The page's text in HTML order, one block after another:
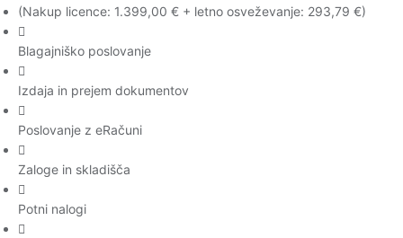
(Nakup licence: 1.399,00 € + letno osveževanje: 293,79 €)
Blagajniško poslovanje
Izdaja in prejem dokumentov
Poslovanje z eRačuni
Zaloge in skladišča
Potni nalogi